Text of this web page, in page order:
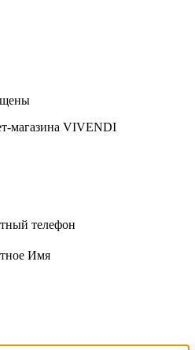
магазина VIVENDI
телефон
Имя